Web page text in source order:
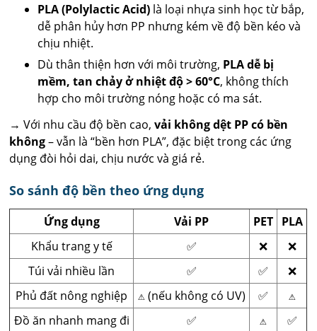
PLA (Polylactic Acid) là loại nhựa sinh học từ bắp,
dễ phân hủy hơn PP nhưng kém về độ bền kéo và
chịu nhiệt.
Dù thân thiện hơn với môi trường, PLA dễ bị
mềm, tan chảy ở nhiệt độ > 60°C, không thích
hợp cho môi trường nóng hoặc có ma sát.
→ Với nhu cầu độ bền cao,vải không dệt PP có bền
không– vẫn là “bền hơn PLA”, đặc biệt trong các ứng
dụng đòi hỏi dai, chịu nước và giá rẻ.
So sánh độ bền theo ứng dụng
Ứng dụng Vải PP PET PLA
Khẩu trang y tế
✅ ❌
❌
Túi vải nhiều lần
✅ ✅
❌
Phủ đất nông nghiệp
⚠️ (nếu không có UV) ✅
⚠️
Đồ ăn nhanh mang đi
✅ ⚠️
✅